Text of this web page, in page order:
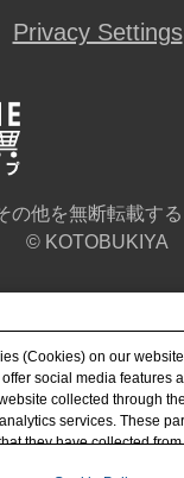
Privacy Settings
の他を無断転載す
© KOTOBUKIYA
(Cookies) on our
social media features
collected through
services. These
they have collected